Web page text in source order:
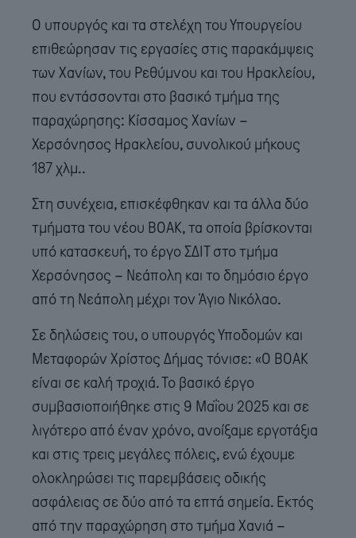
Ο υπουργός και τα στελέχη του Υπουργείου
επιθεώρησαν τις εργασίες στις παρακάμψεις
των Χανίων, του Ρεθύμνου και του Ηρακλείου,
που εντάσσονται στο βασικό τμήμα της
παραχώρησης: Κίσσαμος Χανίων –
Χερσόνησος Ηρακλείου, συνολικού μήκους
187 χλμ..
Στη συνέχεια, επισκέφθηκαν και τα άλλα δύο
τμήματα του νέου ΒΟΑΚ, τα οποία βρίσκονται
υπό κατασκευή, το έργο ΣΔΙΤ στο τμήμα
Χερσόνησος – Νεάπολη και το δημόσιο έργο
από τη Νεάπολη μέχρι τον Άγιο Νικόλαο.
Σε δηλώσεις του, ο υπουργός Υποδομών και
Μεταφορών Χρίστος Δήμας τόνισε: «Ο ΒΟΑΚ
είναι σε καλή τροχιά. Το βασικό έργο
συμβασιοποιήθηκε στις 9 Μαΐου 2025 και σε
λιγότερο από έναν χρόνο, ανοίξαμε εργοτάξια
και στις τρεις μεγάλες πόλεις, ενώ έχουμε
ολοκληρώσει τις παρεμβάσεις οδικής
ασφάλειας σε δύο από τα επτά σημεία. Εκτός
από την παραχώρηση στο τμήμα Χανιά –